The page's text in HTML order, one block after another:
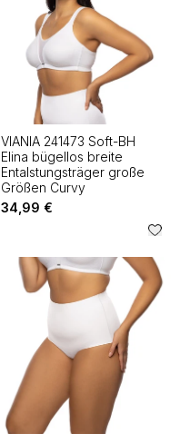
VIANIA 241473 Soft-BH
Elina bügellos breite
Entalstungsträger große
Größen Curvy
34,99 €